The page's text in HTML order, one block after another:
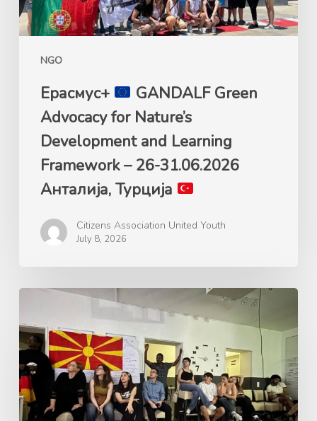
NGO
and
Learning
31.06.2026
Анталија,
Турција
Ерасмус+
GANDALF Green
Advocacy for Nature’s
Development and Learning
Framework – 26-31.06.2026
Анталија, Турција
Citizens Association United Youth
July 8, 2026
Ерасмус+
Mладинска
размена
„Plastic
Free
Green